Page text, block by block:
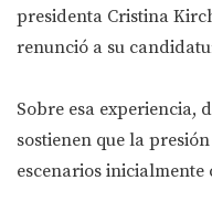
presidenta Cristina
renunció a su
Sobre esa experiencia,
sostienen que la
escenarios